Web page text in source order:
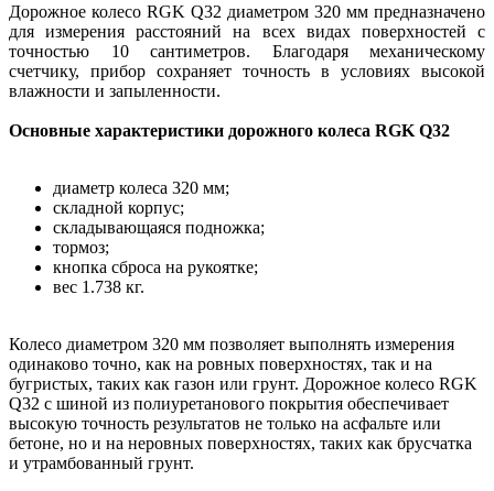
Дорожное колесо RGK Q32 диаметром 320 мм предназначено
для измерения расстояний на всех видах поверхностей с
точностью 10 сантиметров. Благодаря механическому
счетчику, прибор сохраняет точность в условиях высокой
влажности и запыленности.
Основные характеристики дорожного колеса RGK Q32
диаметр колеса 320 мм;
складной корпус;
складывающаяся подножка;
тормоз;
кнопка сброса на рукоятке;
вес 1.738 кг.
Колесо диаметром 320 мм позволяет выполнять измерения
одинаково точно, как на ровных поверхностях, так и на
бугристых, таких как газон или грунт. Дорожное колесо RGK
Q32 с шиной из полиуретанового покрытия обеспечивает
высокую точность результатов не только на асфальте или
бетоне, но и на неровных поверхностях, таких как брусчатка
и утрамбованный грунт.